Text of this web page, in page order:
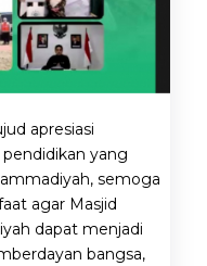
apresiasi
yang
semoga
agar Masjid
dapat menjadi
bangsa,